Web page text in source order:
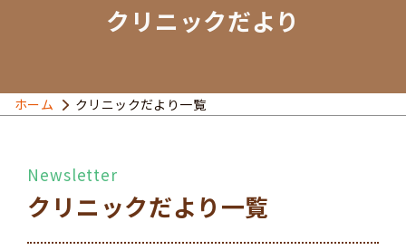
診療案内
アクセス
クリニックだより
ホーム クリニックだより一覧
クリニックだより一覧